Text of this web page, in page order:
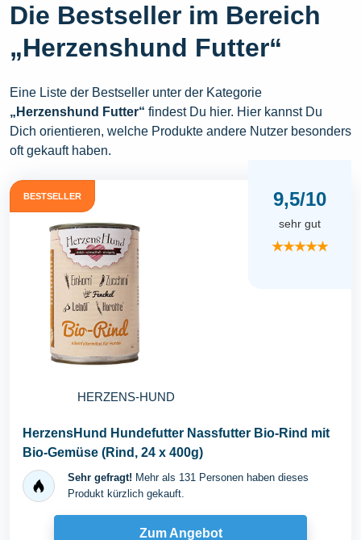
Die Bestseller im Bereich
„Herzenshund Futter“
Eine Liste der Bestseller unter der Kategorie
„Herzenshund Futter“ findest Du hier. Hier kannst Du
Dich orientieren, welche Produkte andere Nutzer besonders
oft gekauft haben.
BESTSELLER
HERZENS-HUND
9,5/10
sehr gut
★★★★★
HerzensHund Hundefutter Nassfutter Bio-Rind mit
Bio-Gemüse (Rind, 24 x 400g)
Sehr gefragt! Mehr als 131 Personen haben dieses
Produkt kürzlich gekauft.
Zum Angebot